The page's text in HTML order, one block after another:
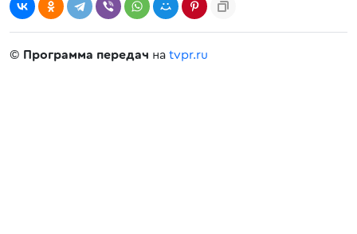
© Программа передач на tvpr.ru